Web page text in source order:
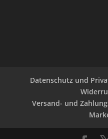
Datenschutz und
Versand- und